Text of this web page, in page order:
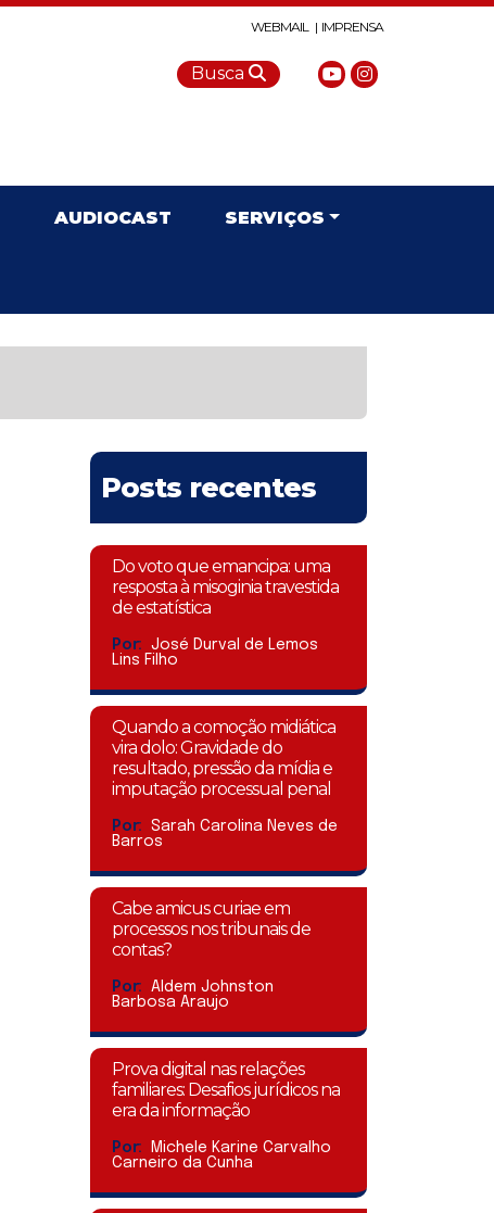
WEBMAIL | IMPRENSA
Busca
AUDIOCAST SERVIÇOS
Posts recentes
Do voto que emancipa: uma
resposta à misoginia travestida
de estatística
Por:
José Durval de Lemos
Lins Filho
Quando a comoção midiática
vira dolo: Gravidade do
resultado, pressão da mídia e
imputação processual penal
Por:
Sarah Carolina Neves de
Barros
Cabe amicus curiae em
processos nos tribunais de
contas?
Por:
Aldem Johnston
Barbosa Araujo
Prova digital nas relações
familiares: Desafios jurídicos na
era da informação
Por:
Michele Karine Carvalho
Carneiro da Cunha